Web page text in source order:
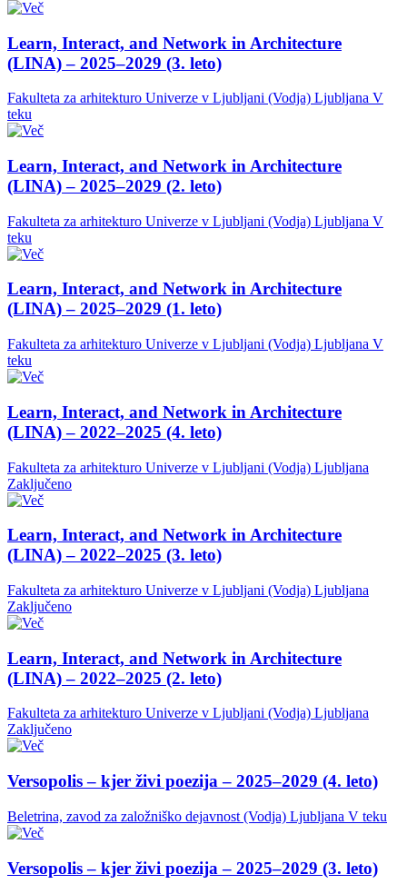
Learn, Interact, and Network in Architecture
(LINA) – 2025–2029 (3. leto)
Fakulteta za arhitekturo Univerze v Ljubljani (Vodja) Ljubljana V
teku
Learn, Interact, and Network in Architecture
(LINA) – 2025–2029 (2. leto)
Fakulteta za arhitekturo Univerze v Ljubljani (Vodja) Ljubljana V
teku
Learn, Interact, and Network in Architecture
(LINA) – 2025–2029 (1. leto)
Fakulteta za arhitekturo Univerze v Ljubljani (Vodja) Ljubljana V
teku
Learn, Interact, and Network in Architecture
(LINA) – 2022–2025 (4. leto)
Fakulteta za arhitekturo Univerze v Ljubljani (Vodja) Ljubljana
Zaključeno
Learn, Interact, and Network in Architecture
(LINA) – 2022–2025 (3. leto)
Fakulteta za arhitekturo Univerze v Ljubljani (Vodja) Ljubljana
Zaključeno
Learn, Interact, and Network in Architecture
(LINA) – 2022–2025 (2. leto)
Fakulteta za arhitekturo Univerze v Ljubljani (Vodja) Ljubljana
Zaključeno
Versopolis – kjer živi poezija – 2025–2029 (4. leto)
Beletrina, zavod za založniško dejavnost (Vodja) Ljubljana V teku
Versopolis – kjer živi poezija – 2025–2029 (3. leto)